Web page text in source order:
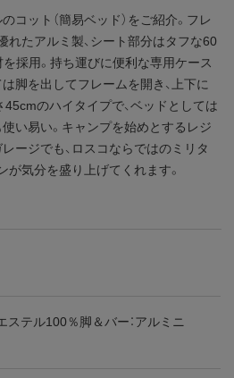
コット（簡易ベッド）をご紹介。フレ
れたアルミ製、シート部分はタフな60
採用。持ち運びに便利な専用ケース
脚を出してフレームを開き、上下に
のハイタイプで、ベッドとしては
い易い。キャンプを始めとするレジ
ージでも、ロスコならではのミリタ
が気分を盛り上げてくれます。
ステル100％脚＆バー：アルミニ